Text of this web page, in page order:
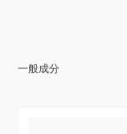
一般成分